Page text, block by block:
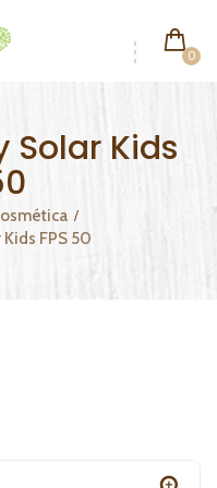
0
Solar Kids
FPS 50